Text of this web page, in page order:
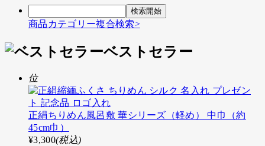
商品カテゴリー複合検索>
ベストセラー
位
正絹ちりめん風呂敷 華シリーズ（軽め） 中巾（約
45cm巾）
¥3,300(税込)